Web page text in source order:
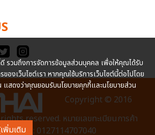
Copyright © 2016
reserved. หมายเลขทะเบียนการค้า
ทรอนิกส์ : 0127114707040
รวมถึงการจัดการข้อมูลส่วนบุคคล เพื่อให้คุณได้รับ
องเว็บไซต์เรา หากคุณใช้บริการเว็บไซต์นี้ต่อไปโดย
แสดงว่าคุณยอมรับนโยบายคุกกี้และนโยบายส่วน
พิ่มเติม